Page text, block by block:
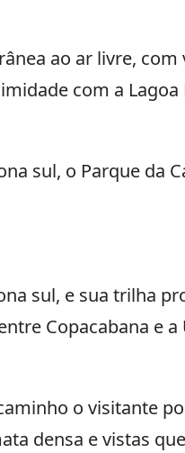
ao ar livre,
com a
sul, o Parque da
sul, e sua trilha
Copacabana e
o visitante
densa e vistas